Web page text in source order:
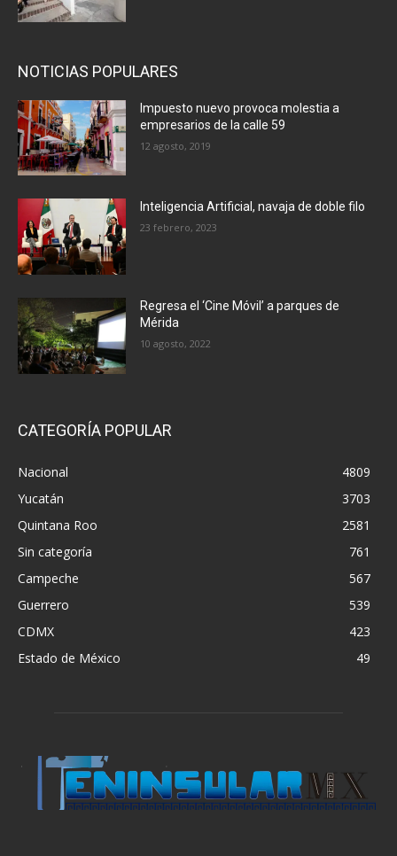
NOTICIAS POPULARES
Impuesto nuevo provoca molestia a
empresarios de la calle 59
12 agosto, 2019
Inteligencia Artificial, navaja de doble filo
23 febrero, 2023
Regresa el ‘Cine Móvil’ a parques de
Mérida
10 agosto, 2022
CATEGORÍA POPULAR
Nacional
4809
Yucatán
3703
Quintana Roo
2581
Sin categoría
761
Campeche
567
Guerrero
539
CDMX
423
Estado de México
49